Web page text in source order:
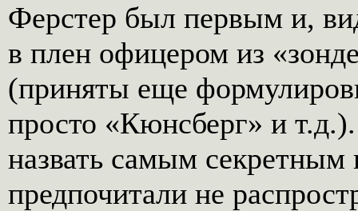
Ферстер был первым и,
в плен офицером из
(приняты еще
просто «Кюнсберг» и
назвать самым
предпочитали не